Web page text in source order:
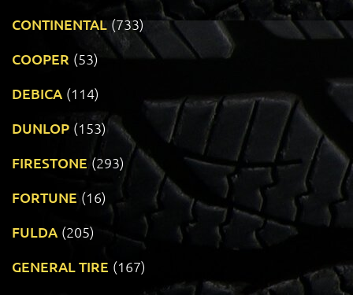
CONTINENTAL (733)
COOPER (53)
DEBICA (114)
DUNLOP (153)
FIRESTONE (293)
FORTUNE (16)
FULDA (205)
GENERAL TIRE (167)